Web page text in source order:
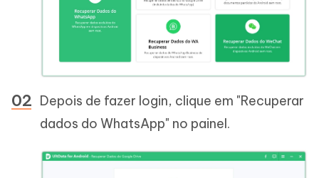
Depois de fazer login, clique em "Recuperar
dados do WhatsApp" no painel.